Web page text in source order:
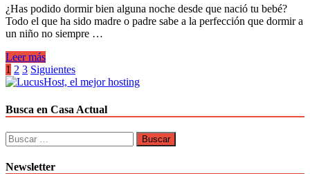
tu
bebé?
¿Has podido dormir bien alguna noche desde que nació tu bebé?
Todo el que ha sido madre o padre sabe a la perfección que dormir a
un niño no siempre …
El
sueño
del
cómo
ayudar
a
tu
a
Leer más
Paginación
de
entradas
1 2 3 Siguientes
Busca en Casa Actual
Buscar:
Newsletter